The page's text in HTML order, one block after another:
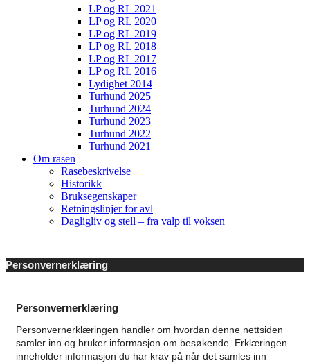
LP og RL 2021
LP og RL 2020
LP og RL 2019
LP og RL 2018
LP og RL 2017
LP og RL 2016
Lydighet 2014
Turhund 2025
Turhund 2024
Turhund 2023
Turhund 2022
Turhund 2021
Om rasen
Rasebeskrivelse
Historikk
Bruksegenskaper
Retningslinjer for avl
Dagligliv og stell – fra valp til voksen
Personvernerklæring
Personvernerklæring
Personvernerklæringen handler om hvordan denne nettsiden
samler inn og bruker informasjon om besøkende. Erklæringen
inneholder informasjon du har krav på når det samles inn